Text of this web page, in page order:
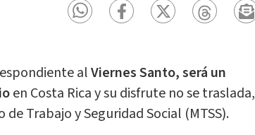
alViernes Santo, será un
en Costa Rica y su disfrute no se traslada,
Trabajo y Seguridad Social (MTSS).